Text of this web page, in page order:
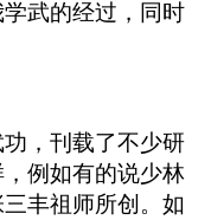
武的经过，同时
，刊载了不少研
例如有的说少林
丰祖师所创。如